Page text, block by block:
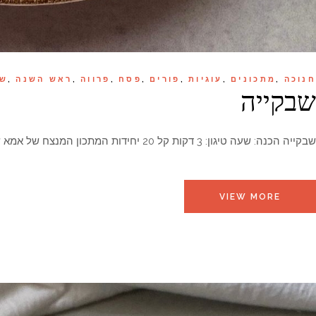
חנוכה מתכונים עוגיות פורים פסח פרווה ראש השנה
שבקייה
שבקייה הכנה: שעה טיגון: 3 דקות קל 20 יחידות המתכון המנצח של אמא שלי!לכל איזור במרוקו יש שם אחר לקינוח ה
VIEW MORE